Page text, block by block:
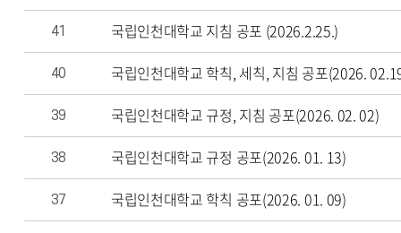
41 국립인천대학교 지침 공포 (2026.2.25.)
40 국립인천대학교 학칙, 세칙, 지침 공포(2026.
39 국립인천대학교 규정, 지침 공포(2026. 02. 02)
38 국립인천대학교 규정 공포(2026. 01. 13)
37
국립인천대학교 학칙 공포(2026. 01. 09)